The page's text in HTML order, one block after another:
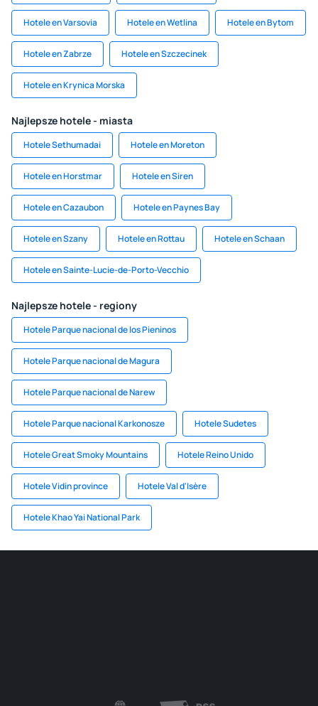
Hotele en Varsovia Hotele en Wetlina Hotele en Bytom
Hotele en Zabrze Hotele en Szczecinek
Hotele en Krynica Morska
Najlepsze hotele - miasta
Hotele Sethumadai Hotele en Moreton
Hotele en Horstmar Hotele en Siren
Hotele en Cazaubon Hotele en Paynes Bay
Hotele en Szany Hotele en Rottau Hotele en Schaan
Hotele en Sainte-Lucie-de-Porto-Vecchio
Najlepsze hotele - regiony
Hotele Parque nacional de los Pieninos
Hotele Parque nacional de Magura
Hotele Parque nacional de Narew
Hotele Parque nacional Karkonosze Hotele Sudetes
Hotele Great Smoky Mountains Hotele Reino Unido
Hotele Vidin province Hotele Val d'Isère
Hotele Khao Yai National Park